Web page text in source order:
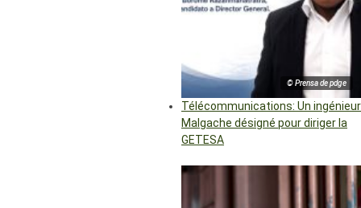
© Prensa de pdge
Télécommunications: Un ingénieur
Malgache désigné pour diriger la
GETESA